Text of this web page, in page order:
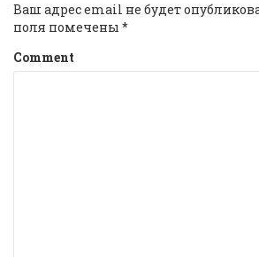
Ваш адрес email не будет
поля помечены *
Comment